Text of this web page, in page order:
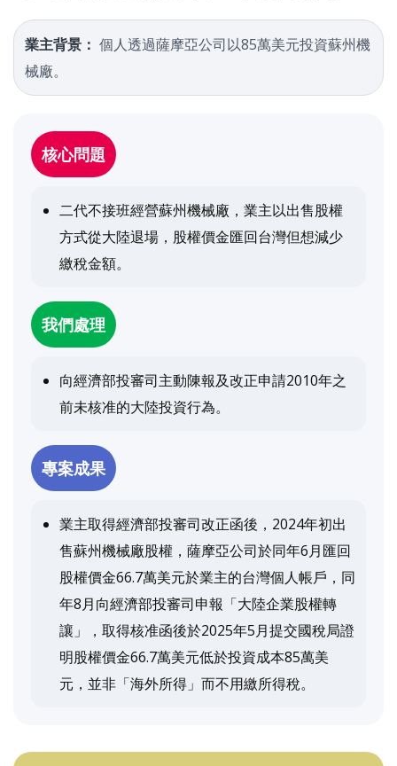
業主背景： 個人透過薩摩亞公司以85萬美元投資蘇州機
械廠。
核心問題
二代不接班經營蘇州機械廠，業主以出售股權
方式從大陸退場，股權價金匯回台灣但想減少
繳稅金額。
我們處理
向經濟部投審司主動陳報及改正申請2010年之
前未核准的大陸投資行為。
專案成果
業主取得經濟部投審司改正函後，2024年初出
售蘇州機械廠股權，薩摩亞公司於同年6月匯回
股權價金66.7萬美元於業主的台灣個人帳戶，同
年8月向經濟部投審司申報「大陸企業股權轉
讓」，取得核准函後於2025年5月提交國稅局證
明股權價金66.7萬美元低於投資成本85萬美
元，並非「海外所得」而不用繳所得稅。